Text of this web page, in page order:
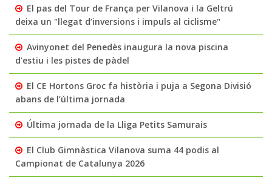
El pas del Tour de França per Vilanova i la Geltrú
deixa un "llegat d’inversions i impuls al ciclisme"
Avinyonet del Penedès inaugura la nova piscina
d’estiu i les pistes de pàdel
El CE Hortons Groc fa història i puja a Segona Divisió
abans de l’última jornada
Última jornada de la Lliga Petits Samurais
El Club Gimnàstica Vilanova suma 44 podis al
Campionat de Catalunya 2026